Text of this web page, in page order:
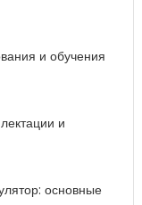
и обучения
и
основные